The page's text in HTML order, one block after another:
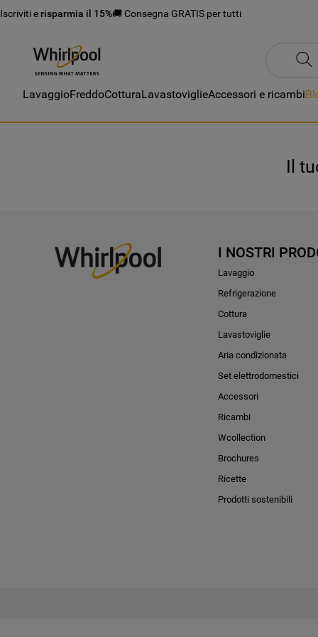
Iscriviti e risparmia il 15%🚚 Consegna GRATIS per tutti
LavaggioFreddoCotturaLavastoviglieAccessori e ricambi
Il
I NOSTRI
Lavaggio
Refrigerazione
Cottura
Lavastoviglie
Aria condizionata
Set elettrodomestici
Accessori
Ricambi
Wcollection
Brochures
Ricette
Prodotti sostenibili